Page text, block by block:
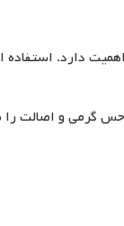
دارد.
گرمی و اصالت را